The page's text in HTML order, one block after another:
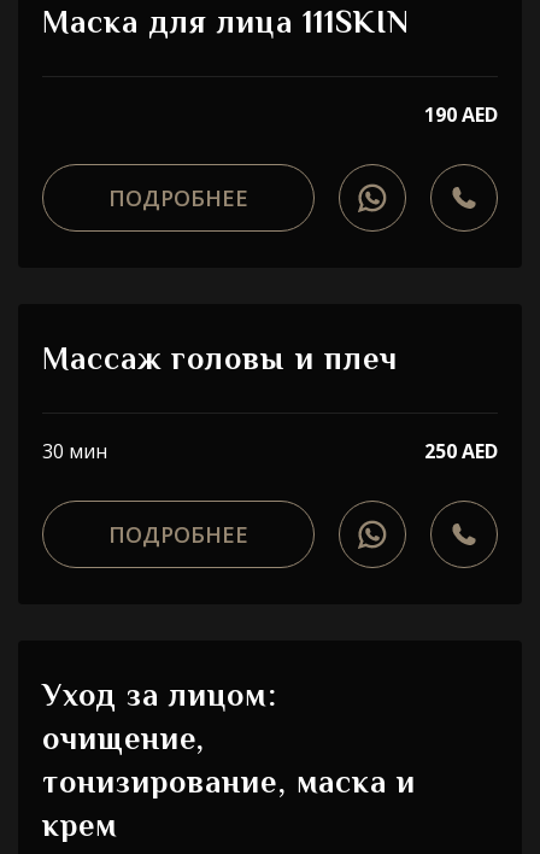
Маска для лица 111SKIN
190 AED
ПОДРОБНЕЕ
Массаж головы и плеч
30 мин 250 AED
ПОДРОБНЕЕ
Уход за лицом:
очищение,
тонизирование, маска и
крем